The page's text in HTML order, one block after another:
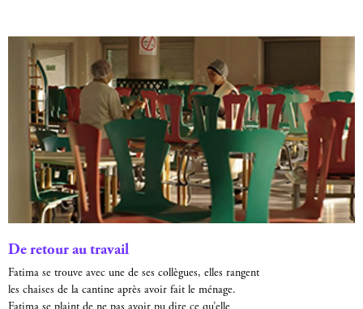
De retour au travail
Fatima se trouve avec une de ses collègues, elles rangent
les chaises de la cantine après avoir fait le ménage.